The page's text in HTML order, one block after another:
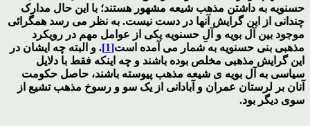
حسنویه به داشتن مذهب شیعه مشهور هستند؛ با این حال مدارک
چندانی از این گرایش آنها در دست نیست. به نظر می رسد همگرائی
موجود بین آل بویه و آلِ حسنویه یکی از عوامل مهم در رویکرد
مذهبی بنی حسنویه به شمار می آمده است[1]
. و البته چه ایشان در
این گرایش مذهبی مخلص بوده باشند و چه اینکه فقط با دلایل
سیاسی به آل بویه ی شیعه مذهب پیوسته باشند، حاصل حکومت
آنان بر لرستان عمران و آبادانی از یک سو و رسوخ مذهب تشیع از
سوی دیگر بود.